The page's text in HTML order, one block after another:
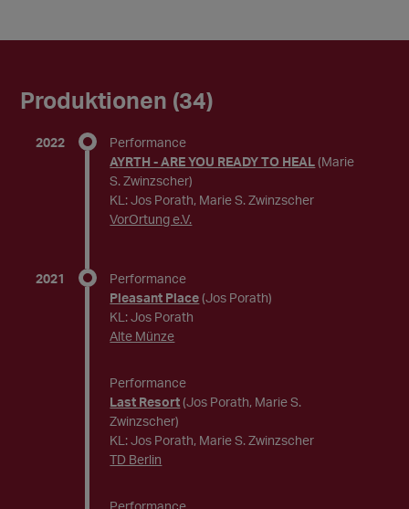
Produktionen (34)
2022
Performance
AYRTH - ARE YOU READY TO HEAL (Marie
S. Zwinzscher)
KL: Jos Porath, Marie S. Zwinzscher
VorOrtung e.V.
2021
Performance
Pleasant Place (Jos Porath)
KL: Jos Porath
Alte Münze
Performance
Last Resort (Jos Porath, Marie S.
Zwinzscher)
KL: Jos Porath, Marie S. Zwinzscher
TD Berlin
Performance